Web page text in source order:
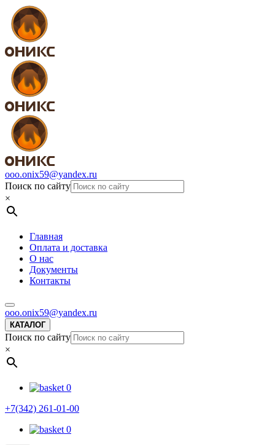
ooo.onix59@yandex.ru
Поиск по сайту
×
Главная
Оплата и доставка
О нас
Документы
Контакты
ooo.onix59@yandex.ru
КАТАЛОГ
Поиск по сайту
×
0
+7(342) 261-01-00
0